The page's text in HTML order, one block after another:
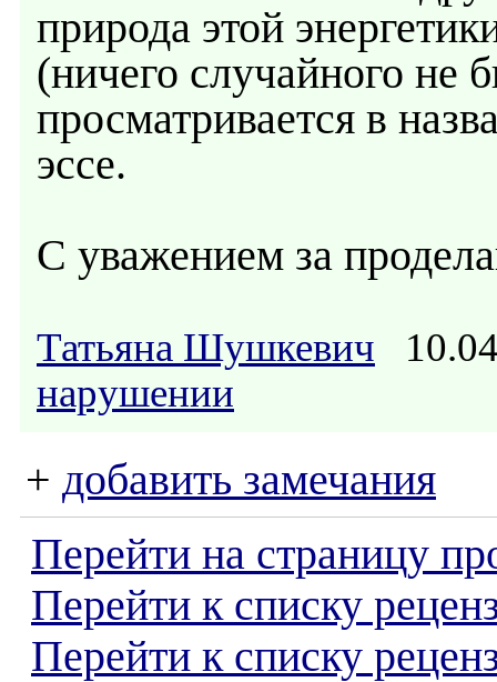
природа этой
(ничего случайного не
просматривается в
эссе.
С уважением за
Татьяна Шушкевич
нарушении
+ добавить замечания
Перейти на страницу
Перейти к списку
Перейти к списку